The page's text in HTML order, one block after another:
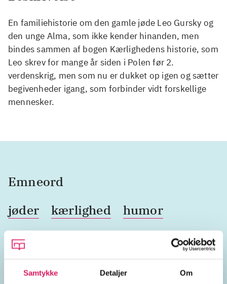
Samtykke Detaljer Om
En familiehistorie om den gamle jøde Leo Gursky og
den unge Alma, som ikke kender hinanden, men
bindes sammen af bogen Kærlighedens historie, som
Leo skrev for mange år siden i Polen før 2.
verdenskrig, men som nu er dukket op igen og sætter
begivenheder igang, som forbinder vidt forskellige
mennesker.
Emneord
jøder
kærlighed
humor
slægtsromaner
USA
New York Chile